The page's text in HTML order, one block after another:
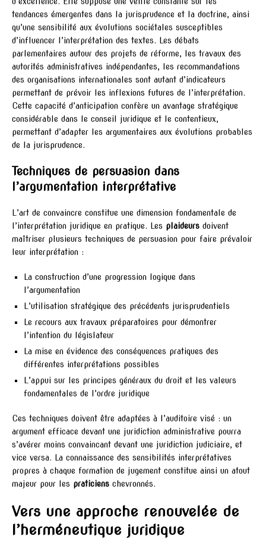
tendances émergentes dans la jurisprudence et la doctrine, ainsi
qu’une sensibilité aux évolutions sociétales susceptibles
d’influencer l’interprétation des textes. Les débats
parlementaires autour des projets de réforme, les travaux des
autorités administratives indépendantes, les recommandations
des organisations internationales sont autant d’indicateurs
permettant de prévoir les inflexions futures de l’interprétation.
Cette capacité d’anticipation confère un avantage stratégique
considérable dans le conseil juridique et le contentieux,
permettant d’adapter les argumentaires aux évolutions probables
de la jurisprudence.
Techniques de persuasion dans
l’argumentation interprétative
L’art de convaincre constitue une dimension fondamentale de
l’interprétation juridique en pratique. Les plaideurs doivent
maîtriser plusieurs techniques de persuasion pour faire prévaloir
leur interprétation :
La construction d’une progression logique dans
l’argumentation
L’utilisation stratégique des précédents jurisprudentiels
Le recours aux travaux préparatoires pour démontrer
l’intention du législateur
La mise en évidence des conséquences pratiques des
différentes interprétations possibles
L’appui sur les principes généraux du droit et les valeurs
fondamentales de l’ordre juridique
Ces techniques doivent être adaptées à l’auditoire visé : un
argument efficace devant une juridiction administrative pourra
s’avérer moins convaincant devant une juridiction judiciaire, et
vice versa. La connaissance des sensibilités interprétatives
propres à chaque formation de jugement constitue ainsi un atout
majeur pour les praticiens chevronnés.
Vers une approche renouvelée de
l’herméneutique juridique